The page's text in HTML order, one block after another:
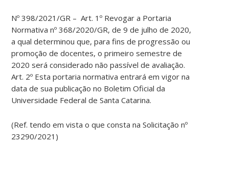
Nº 398/2021/GR – Art. 1º Revogar a Portaria
Normativa nº 368/2020/GR, de 9 de julho de 2020,
a qual determinou que, para fins de progressão ou
promoção de docentes, o primeiro semestre de
2020 será considerado não passível de avaliação.
Art. 2º Esta portaria normativa entrará em vigor na
data de sua publicação no Boletim Oficial da
Universidade Federal de Santa Catarina.
(Ref. tendo em vista o que consta na Solicitação nº
23290/2021)